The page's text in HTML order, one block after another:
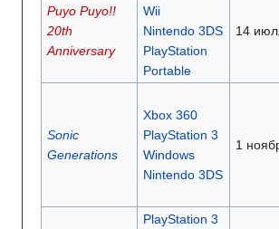
Puyo Puyo!!
20th
Anniversary
Wii
Nintendo 3DS
PlayStation
Portable
14
Sonic
Generations
Xbox 360
PlayStation 3
Windows
Nintendo 3DS
1
PlayStation 3